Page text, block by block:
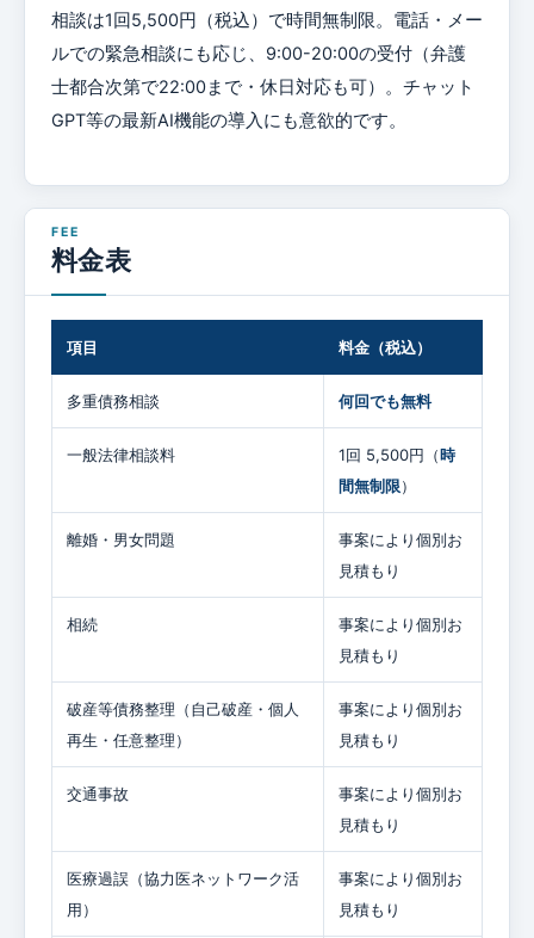
相談は1回5,500円（税込）で時間無制限。電話・メー
ルでの緊急相談にも応じ、9:00-20:00の受付（弁護
士都合次第で22:00まで・休日対応も可）。チャット
GPT等の最新AI機能の導入にも意欲的です。
料金表
項目 料金（税込）
多重債務相談 何回でも無料
一般法律相談料 1回 5,500円（時
間無制限）
離婚・男女問題
事案により個別お
見積もり
相続
事案により個別お
見積もり
破産等債務整理（自己破産・個人
再生・任意整理）
事案により個別お
見積もり
交通事故
事案により個別お
見積もり
医療過誤（協力医ネットワーク活
用）
事案により個別お
見積もり